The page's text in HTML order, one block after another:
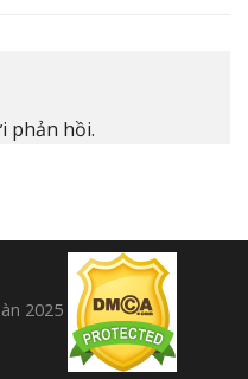
phản hồi.
2025